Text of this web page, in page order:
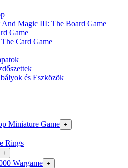
And Magic III: The Board Game
Game
Card Game
és Eszközök
Miniature Game +
Rings
+
Wargame +